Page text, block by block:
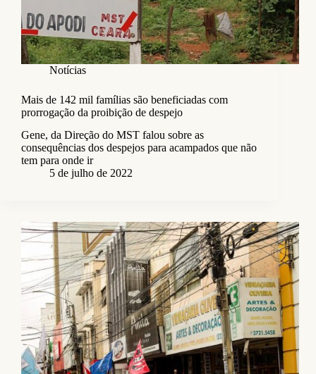
Notícias
Mais de 142 mil famílias são beneficiadas com
prorrogação da proibição de despejo
Gene, da Direção do MST falou sobre as
consequências dos despejos para acampados que não
tem para onde ir
5 de julho de 2022